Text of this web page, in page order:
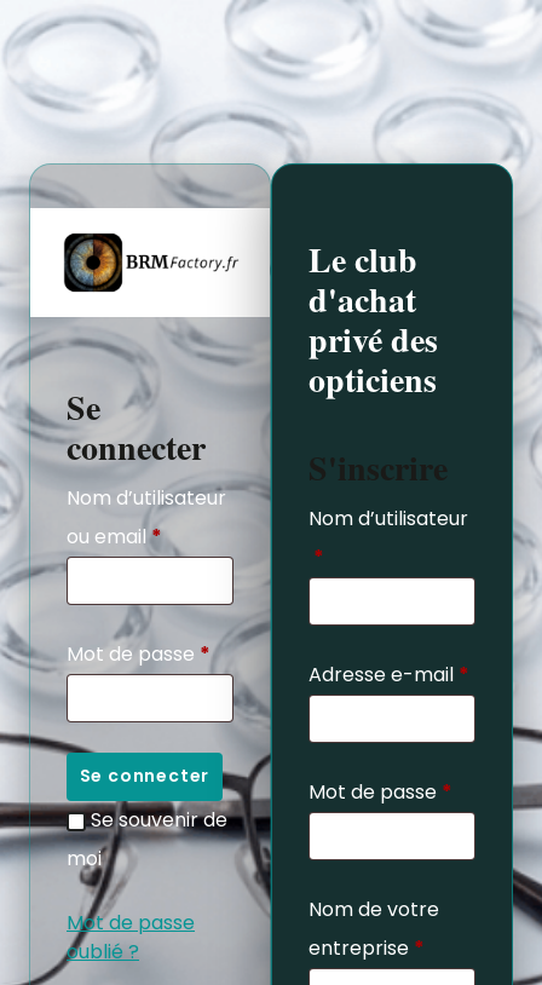
Se
connecter
Nom d’utilisateur
ou email*
Mot de passe *
Se connecter
Se souvenir de
moi
Mot de passe
oublié ?
Le club
d'achat
privé des
opticiens
S'inscrire
Nom d’utilisateur
*
Adresse e-mail *
Mot de passe *
Nom de votre
entreprise *